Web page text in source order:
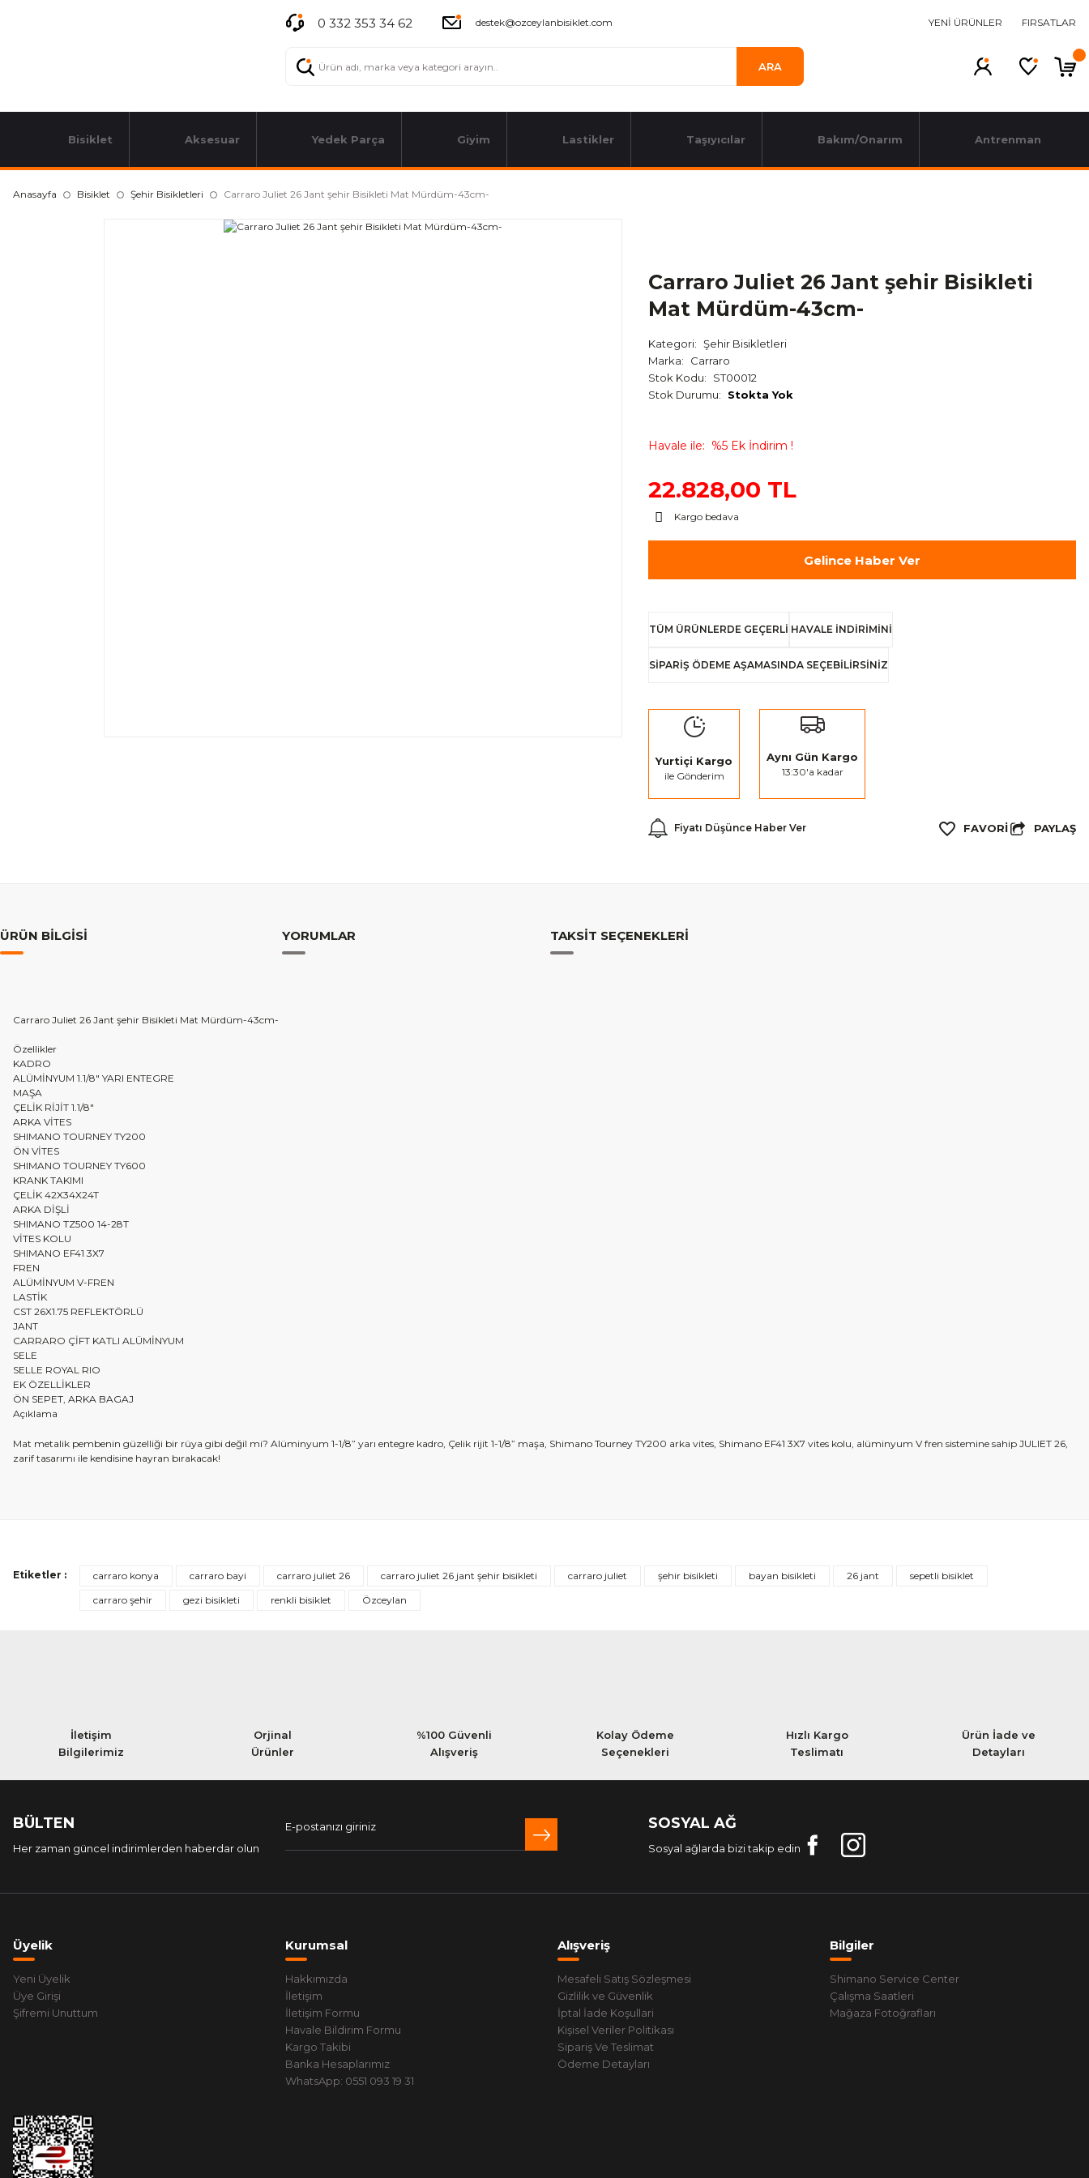
0 332 353 34 62 destek@ozceylanbisiklet.com YENİ ÜRÜNLER FIRSATLAR
ARA
Bisiklet Aksesuar Yedek Parça Giyim Lastikler Taşıyıcılar Bakım/Onarım Antrenman
Anasayfa Bisiklet Şehir Bisikletleri Carraro Juliet 26 Jant şehir Bisikleti Mat Mürdüm-43cm-
Carraro Juliet 26 Jant şehir Bisikleti
Mat Mürdüm-43cm-
Kategori
Şehir Bisikletleri
Marka
Carraro
Stok Kodu
ST00012
Stok Durumu
Stokta Yok
Havale ile %5 Ek İndirim !
22.828,00 TL
Kargo bedava
Gelince Haber Ver
TÜM ÜRÜNLERDE GEÇERLİ HAVALE İNDİRİMİNİ
SİPARİŞ ÖDEME AŞAMASINDA SEÇEBİLİRSİNİZ
Yurtiçi Kargo
ile Gönderim
Aynı Gün Kargo
13:30'a kadar
Fiyatı Düşünce Haber Ver PAYLAŞ
ÜRÜN BILGISI YORUMLAR TAKSIT SEÇENEKLERI
Carraro Juliet 26 Jant şehir Bisikleti Mat Mürdüm-43cm-
Özellikler
KADRO
ALÜMİNYUM 1.1/8" YARI ENTEGRE
MAŞA
ÇELİK RİJİT 1.1/8"
ARKA VİTES
SHIMANO TOURNEY TY200
ÖN VİTES
SHIMANO TOURNEY TY600
KRANK TAKIMI
ÇELİK 42X34X24T
ARKA DİŞLİ
SHIMANO TZ500 14-28T
VİTES KOLU
SHIMANO EF41 3X7
FREN
ALÜMİNYUM V-FREN
LASTİK
CST 26X1.75 REFLEKTÖRLÜ
JANT
CARRARO ÇİFT KATLI ALÜMİNYUM
SELE
SELLE ROYAL RIO
EK ÖZELLİKLER
ÖN SEPET, ARKA BAGAJ
Açıklama
Mat metalik pembenin güzelliği bir rüya gibi değil mi? Alüminyum 1-1/8” yarı entegre kadro, Çelik rijit 1-1/8” maşa, Shimano Tourney TY200 arka vites, Shimano EF41 3X7 vites kolu, alüminyum V fren sistemine sahip JULIET 26,
zarif tasarımı ile kendisine hayran bırakacak!
Etiketler : carraro konya carraro bayi carraro juliet 26 carraro juliet 26 jant şehir bisikleti carraro juliet şehir bisikleti bayan bisikleti 26 jant
sepetli bisiklet
carraro şehir
gezi bisikleti renkli bisiklet Özceylan
İletişim
Bilgilerimiz
Orjinal
Ürünler
%100 Güvenli
Alışveriş
Kolay Ödeme
Seçenekleri
Hızlı Kargo
Teslimatı
Ürün İade ve
Detayları
BÜLTEN
Her zaman güncel indirimlerden haberdar olun
SOSYAL AĞ
Sosyal ağlarda bizi takip edin
Üyelik
Yeni Üyelik
Üye Girişi
Şifremi Unuttum
Kurumsal
Hakkımızda
İletişim
İletişim Formu
Havale Bildirim Formu
Kargo Takibi
Banka Hesaplarımız
WhatsApp: 0551 093 19 31
Alışveriş
Mesafeli Satış Sözleşmesi
Gizlilik ve Güvenlik
İptal İade Koşullari
Kişisel Veriler Politikası
Sipariş Ve Teslimat
Ödeme Detayları
Bilgiler
Shimano Service Center
Çalışma Saatleri
Mağaza Fotoğrafları